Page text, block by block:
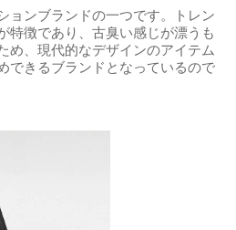
ョンブランドの一つです。トレン
特徴であり、古臭い感じが漂うも
め、現代的なデザインのアイテム
できるブランドとなっているので